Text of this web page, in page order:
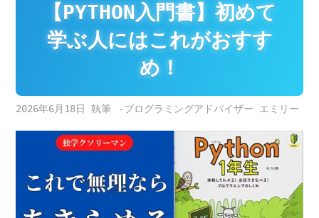
【PYTHON入門書】初めて
学ぶ人にはこれがおすす
め！
2026年6月18日 -プログラミングアドバイザー エミリー